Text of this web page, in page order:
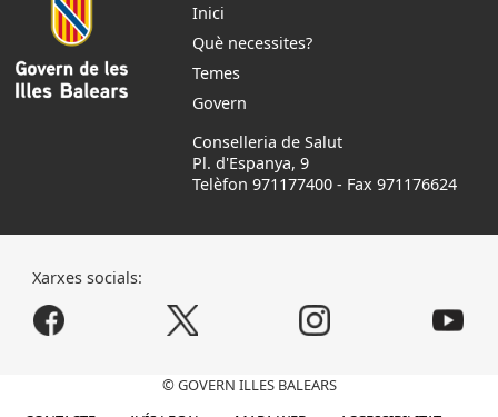
Inici
Què necessites?
Temes
Govern
Conselleria de Salut
Pl. d'Espanya, 9
Telèfon 971177400 - Fax 971176624
Xarxes socials:
© GOVERN ILLES BALEARS